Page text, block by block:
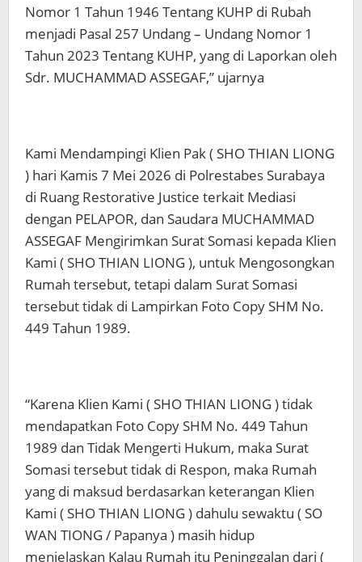
Nomor 1 Tahun 1946 Tentang KUHP di Rubah
menjadi Pasal 257 Undang – Undang Nomor 1
Tahun 2023 Tentang KUHP, yang di Laporkan oleh
Sdr. MUCHAMMAD ASSEGAF,” ujarnya
Kami Mendampingi Klien Pak ( SHO THIAN LIONG
) hari Kamis 7 Mei 2026 di Polrestabes Surabaya
di Ruang Restorative Justice terkait Mediasi
dengan PELAPOR, dan Saudara MUCHAMMAD
ASSEGAF Mengirimkan Surat Somasi kepada Klien
Kami ( SHO THIAN LIONG ), untuk Mengosongkan
Rumah tersebut, tetapi dalam Surat Somasi
tersebut tidak di Lampirkan Foto Copy SHM No.
449 Tahun 1989.
“Karena Klien Kami ( SHO THIAN LIONG ) tidak
mendapatkan Foto Copy SHM No. 449 Tahun
1989 dan Tidak Mengerti Hukum, maka Surat
Somasi tersebut tidak di Respon, maka Rumah
yang di maksud berdasarkan keterangan Klien
Kami ( SHO THIAN LIONG ) dahulu sewaktu ( SO
WAN TIONG / Papanya ) masih hidup
menjelaskan Kalau Rumah itu Peninggalan dari (